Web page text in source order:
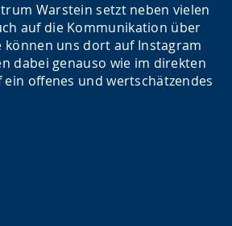
Warstein setzt neben vielen
auf die Kommunikation über
können uns dort auf Instagram
dabei genauso wie im direkten
ein offenes und wertschätzendes